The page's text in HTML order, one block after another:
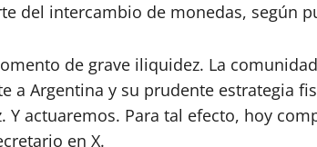
del intercambio de monedas, según
de grave iliquidez. La comunidad
a Argentina y su prudente estrategia
Y actuaremos. Para tal efecto, hoy
en X.